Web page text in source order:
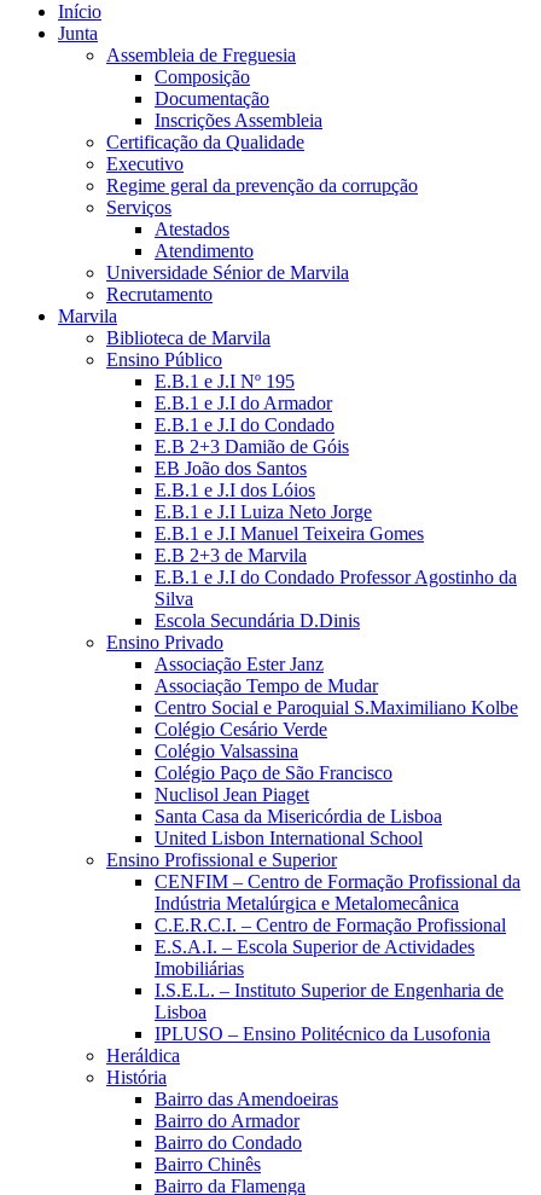
Início
Junta
Assembleia de Freguesia
Composição
Documentação
Inscrições Assembleia
Certificação da Qualidade
Executivo
Regime geral da prevenção da corrupção
Serviços
Atestados
Atendimento
Universidade Sénior de Marvila
Recrutamento
Marvila
Biblioteca de Marvila
Ensino Público
E.B.1 e J.I Nº 195
E.B.1 e J.I do Armador
E.B.1 e J.I do Condado
E.B 2+3 Damião de Góis
EB João dos Santos
E.B.1 e J.I dos Lóios
E.B.1 e J.I Luiza Neto Jorge
E.B.1 e J.I Manuel Teixeira Gomes
E.B 2+3 de Marvila
E.B.1 e J.I do Condado Professor Agostinho da
Silva
Escola Secundária D.Dinis
Ensino Privado
Associação Ester Janz
Associação Tempo de Mudar
Centro Social e Paroquial S.Maximiliano Kolbe
Colégio Cesário Verde
Colégio Valsassina
Colégio Paço de São Francisco
Nuclisol Jean Piaget
Santa Casa da Misericórdia de Lisboa
United Lisbon International School
Ensino Profissional e Superior
CENFIM – Centro de Formação Profissional da
Indústria Metalúrgica e Metalomecânica
C.E.R.C.I. – Centro de Formação Profissional
E.S.A.I. – Escola Superior de Actividades
Imobiliárias
I.S.E.L. – Instituto Superior de Engenharia de
Lisboa
IPLUSO – Ensino Politécnico da Lusofonia
Heráldica
História
Bairro das Amendoeiras
Bairro do Armador
Bairro do Condado
Bairro Chinês
Bairro da Flamenga